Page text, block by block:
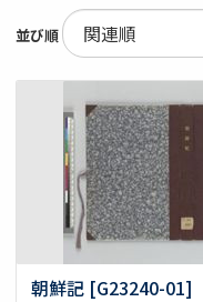
並び順
朝鮮記 [G23240-01]